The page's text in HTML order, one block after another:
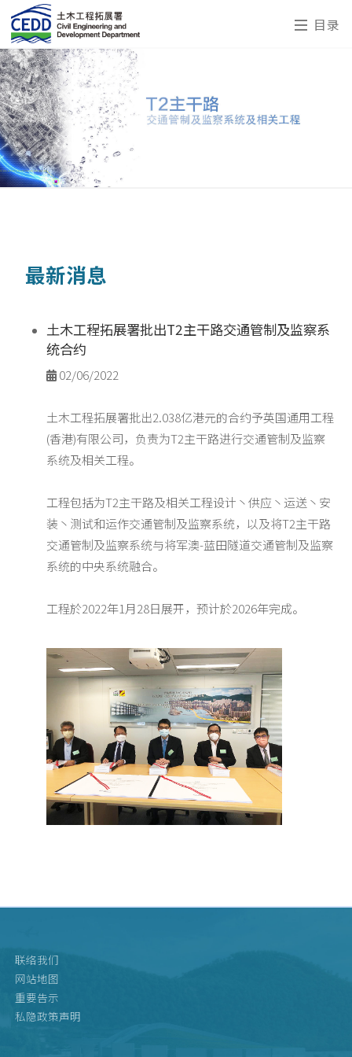
目录
最新消息
土木工程拓展署批出T2主干路交通管制及监察系
统合约
 02/06/2022
土木工程拓展署批出2.038亿港元的合约予英国通用工程
(香港)有限公司，负责为T2主干路进行交通管制及监察
系统及相关工程。
工程包括为T2主干路及相关工程设计丶供应丶运送丶安
装丶测试和运作交通管制及监察系统，以及将T2主干路
交通管制及监察系统与将军澳-蓝田隧道交通管制及监察
系统的中央系统融合。
工程於2022年1月28日展开，预计於2026年完成。
联络我们
网站地图
重要告示
私隐政策声明